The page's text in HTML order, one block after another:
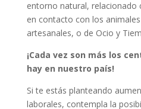
entorno natural,
en contacto con los
artesanales, o de Ocio y
¡Cada vez son más los
hay en nuestro país!
Si te estás planteando
laborales, contempla la